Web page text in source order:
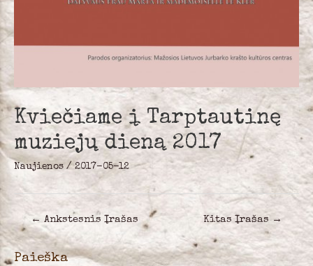
Kviečiame į Tarptautinę
muziejų dieną 2017
Naujienos/2017-05-12
Navigacija
tarp
įrašų
← Ankstesnis Įrašas Kitas Įrašas →
Paieška